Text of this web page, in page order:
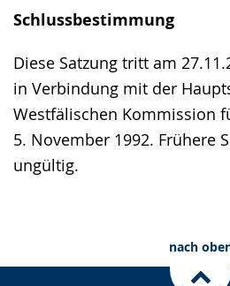
Schlussbestimmung
Diese Satzung tritt am
in Verbindung mit der
Westfälischen Kommission
5. November 1992. Frühere
ungültig.
nach